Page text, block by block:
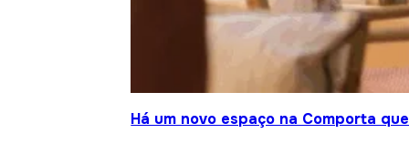
Há um novo espaço na Comporta